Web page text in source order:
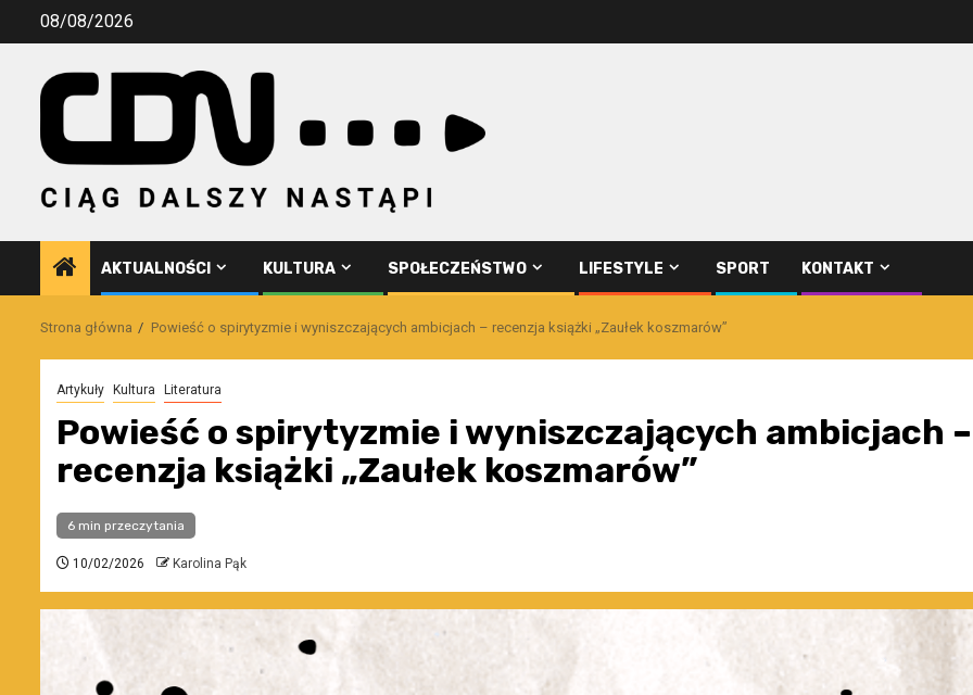
Przejdź08/08/2026
AKTUALNOŚCI KULTURA SPOŁECZEŃSTWO LIFESTYLE SPORT KONTAKT
Strona główna Powieść o spirytyzmie i wyniszczających ambicjach – recenzja książki „Zaułek koszmarów”
Artykuły Kultura Literatura
Powieść o spirytyzmie i wyniszczających ambicjach –
recenzja książki „Zaułek koszmarów”
6 min przeczytania
10/02/2026 Karolina Pąk